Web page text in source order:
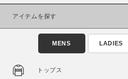
～
商品タイプ
通常商品
アイテムを探す
MENS LADIES
トップス